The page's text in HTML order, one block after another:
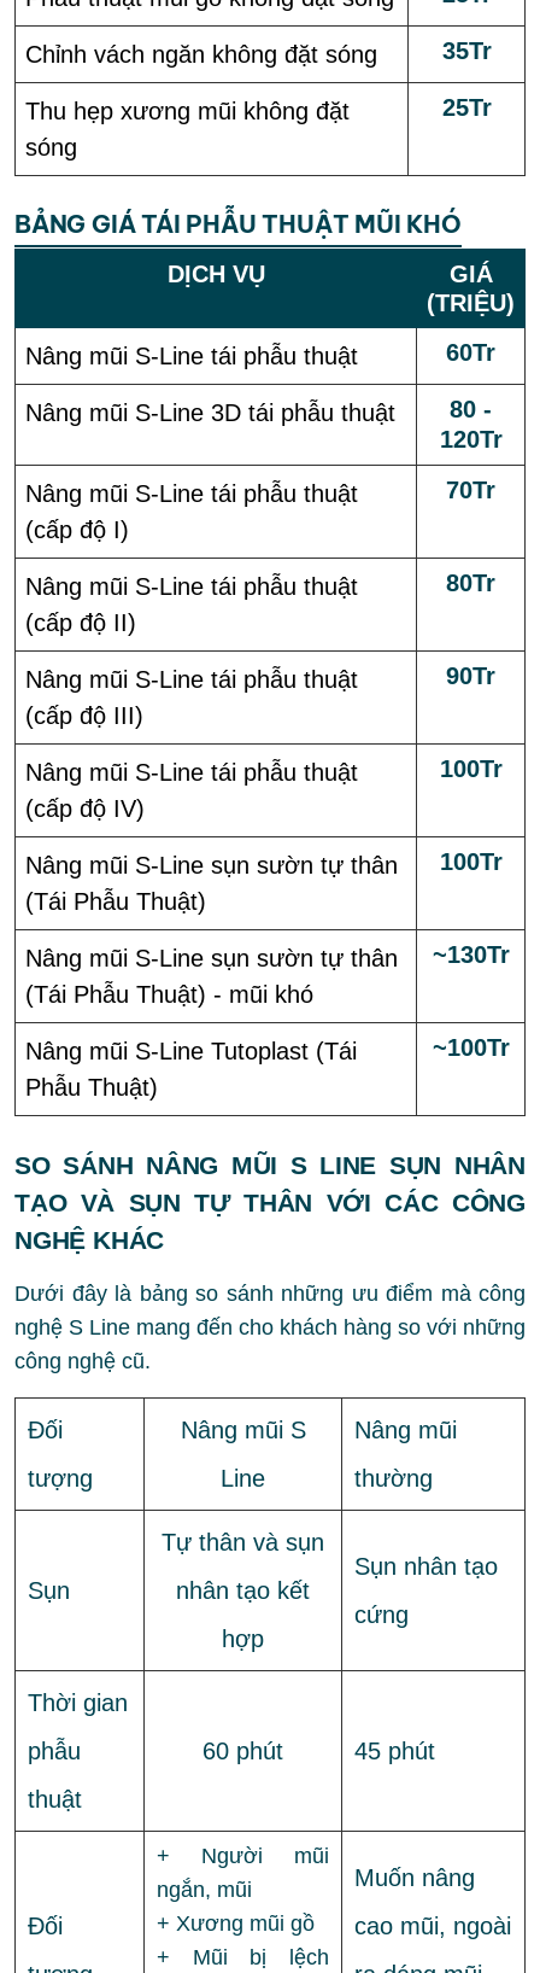
Chỉnh vách ngăn không đặt sóng 35Tr
Thu hẹp xương mũi không đặt
sóng
25Tr
BẢNG GIÁ TÁI PHẪU THUẬT MŨI KHÓ
DỊCH VỤ
GIÁ
(TRIỆU)
Nâng mũi S-Line tái phẫu thuật
60Tr
Nâng mũi S-Line 3D tái phẫu thuật
80 -
120Tr
Nâng mũi S-Line tái phẫu thuật
(cấp độ I)
70Tr
Nâng mũi S-Line tái phẫu thuật
(cấp độ II)
80Tr
Nâng mũi S-Line tái phẫu thuật
(cấp độ III)
90Tr
Nâng mũi S-Line tái phẫu thuật
(cấp độ IV)
100Tr
Nâng mũi S-Line sụn sườn tự thân
(Tái Phẫu Thuật)
100Tr
Nâng mũi S-Line sụn sườn tự thân
(Tái Phẫu Thuật) - mũi khó
~130Tr
Nâng mũi S-Line Tutoplast (Tái
Phẫu Thuật)
~100Tr
SO SÁNH NÂNG MŨI S LINE SỤN NHÂN
TẠO VÀ SỤN TỰ THÂN VỚI CÁC CÔNG
NGHỆ KHÁC
Dưới đây là bảng so sánh những ưu điểm mà công
nghệ S Line mang đến cho khách hàng so với những
công nghệ cũ.
Đối
tượng
Nâng mũi S
Line
Nâng mũi
thường
Sụn
Tự thân và sụn
nhân tạo kết
hợp
Sụn nhân tạo
cứng
Thời gian
phẫu
thuật
60 phút 45 phút
Đối
+ Người mũi
ngắn, mũi
+ Xương mũi gồ
+ Mũi bị lệch
Muốn nâng
cao mũi, ngoài